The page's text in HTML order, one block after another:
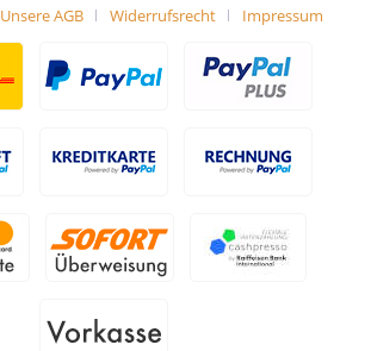
Unsere AGB Widerrufsrecht Impressum